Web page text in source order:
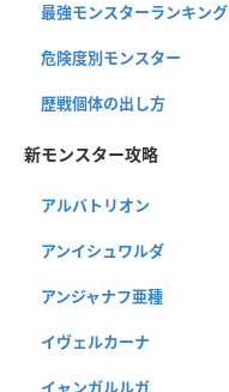
最強モンスターランキング
危険度別モンスター
歴戦個体の出し方
新モンスター攻略
アルバトリオン
アンイシュワルダ
アンジャナフ亜種
イヴェルカーナ
イャンガルルガ